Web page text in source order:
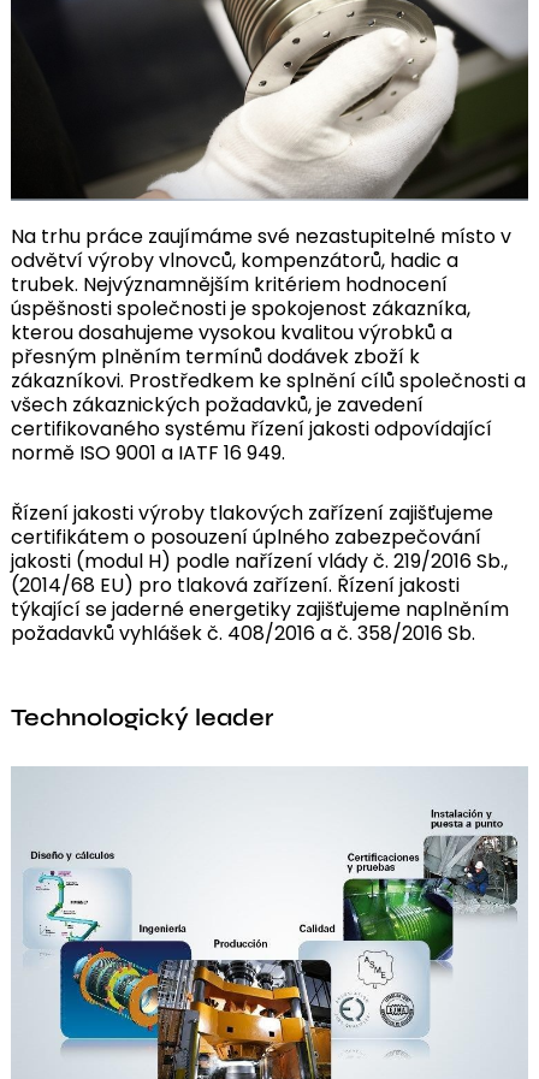
Na trhu práce zaujímáme své nezastupitelné místo v
odvětví výroby vlnovců, kompenzátorů, hadic a
trubek. Nejvýznamnějším kritériem hodnocení
úspěšnosti společnosti je spokojenost zákazníka,
kterou dosahujeme vysokou kvalitou výrobků a
přesným plněním termínů dodávek zboží k
zákazníkovi. Prostředkem ke splnění cílů společnosti a
všech zákaznických požadavků, je zavedení
certifikovaného systému řízení jakosti odpovídající
normě ISO 9001 a IATF 16 949.
Řízení jakosti výroby tlakových zařízení zajišťujeme
certifikátem o posouzení úplného zabezpečování
jakosti (modul H) podle nařízení vlády č. 219/2016 Sb.,
(2014/68 EU) pro tlaková zařízení. Řízení jakosti
týkající se jaderné energetiky zajišťujeme naplněním
požadavků vyhlášek č. 408/2016 a č. 358/2016 Sb.
Technologický leader